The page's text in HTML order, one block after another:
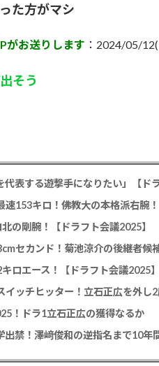
た方がマシ
がお送りします ：2024/05/
そう
表する遊撃手になりたい」【ド
153キロ！佛教大の本格派右腕
の剛腕！【ドラフト会議2025】
セカンド！菊池涼介の後継者候
ロエース！【ドラフト会議2025】
！ドラ1立石正広の獲得なるか
出禁！澤﨑俊和の逆指名まで10年